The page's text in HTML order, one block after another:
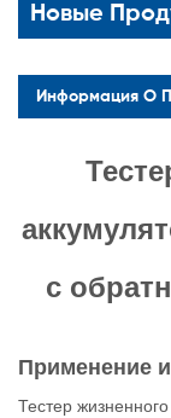
Новые
Информация О
с
Применение
Тестер